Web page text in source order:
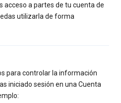
acceso a partes de tu cuenta de
utilizarla de forma
para controlar la información
iniciado sesión en una Cuenta